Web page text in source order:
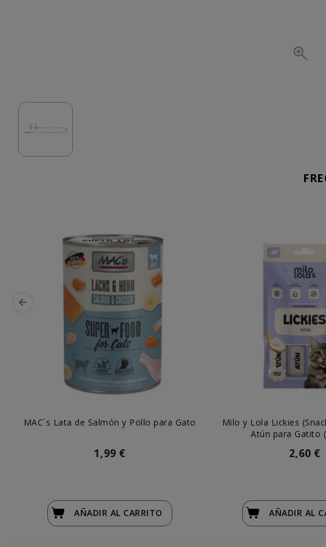
MAC´s Lata de Salmón y Pollo para Gato
1,99 €
AÑADIR AL CARRITO
Milo y Lola Lickies
Atún para Gatito
2,60 €
AÑADIR AL